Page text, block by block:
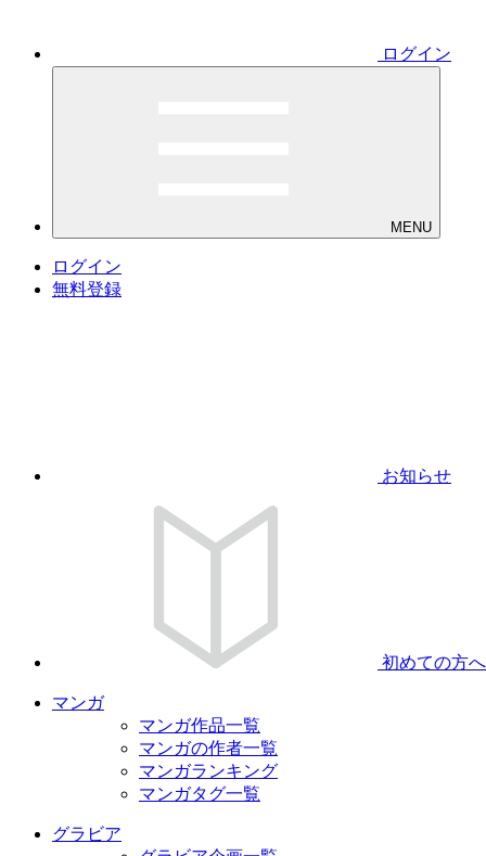
ログイン
MENU
ログイン
無料登録
お知らせ
初めての方へ
マンガ
マンガ作品一覧
マンガの作者一覧
マンガランキング
マンガタグ一覧
グラビア